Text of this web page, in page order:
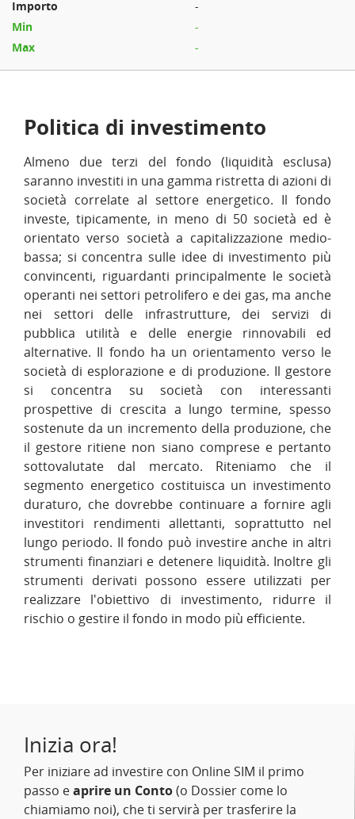
-
-
-
Politica di investimento
Almeno due terzi del fondo (liquidità esclusa)
saranno investiti in una gamma ristretta di azioni di
società correlate al settore energetico. Il fondo
investe, tipicamente, in meno di 50 società ed è
orientato verso società a capitalizzazione medio-
bassa; si concentra sulle idee di investimento più
convincenti, riguardanti principalmente le società
operanti nei settori petrolifero e dei gas, ma anche
nei settori delle infrastrutture, dei servizi di
pubblica utilità e delle energie rinnovabili ed
alternative. Il fondo ha un orientamento verso le
società di esplorazione e di produzione. Il gestore
si concentra su società con interessanti
prospettive di crescita a lungo termine, spesso
sostenute da un incremento della produzione, che
il gestore ritiene non siano comprese e pertanto
sottovalutate dal mercato. Riteniamo che il
segmento energetico costituisca un investimento
duraturo, che dovrebbe continuare a fornire agli
investitori rendimenti allettanti, soprattutto nel
lungo periodo. Il fondo può investire anche in altri
strumenti finanziari e detenere liquidità. Inoltre gli
strumenti derivati possono essere utilizzati per
realizzare l'obiettivo di investimento, ridurre il
rischio o gestire il fondo in modo più efficiente.
Inizia ora!
Per iniziare ad investire con Online SIM il primo
passo eaprire un Conto(o Dossier come lo
chiamiamo noi), che ti servirà per trasferire la